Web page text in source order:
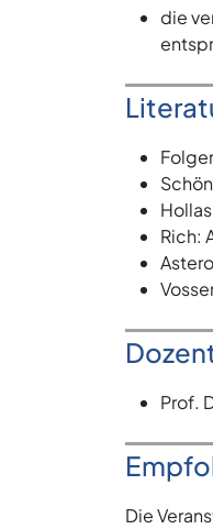
die
Rich:
Prof.
Die